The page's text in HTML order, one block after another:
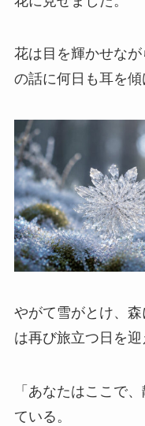
花は目を輝かせな
の話に何日も耳を傾
やがて雪がとけ、
は再び旅立つ日を迎
「あなたはここで
ている。